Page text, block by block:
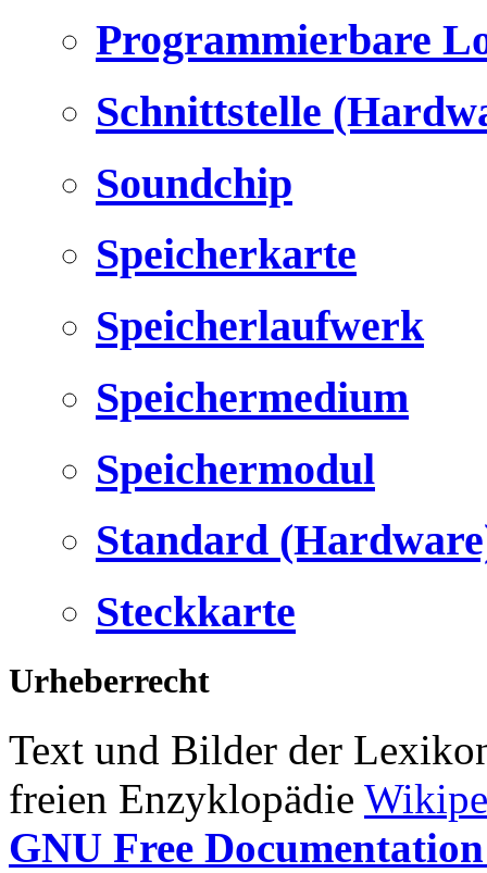
Programmierbare
Schnittstelle
Soundchip
Speicherkarte
Speicherlaufwerk
Speichermedium
Speichermodul
Standard
Steckkarte
Urheberrecht
Text und Bilder der
freien Enzyklopädie
GNU Free